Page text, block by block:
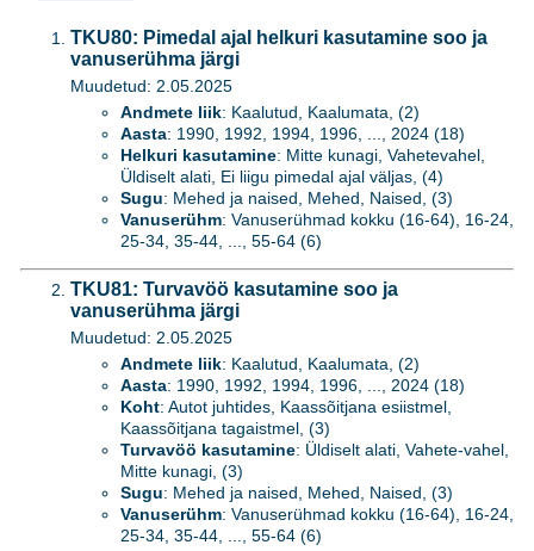
TKU80: Pimedal ajal helkuri kasutamine soo ja
vanuserühma järgi
Muudetud: 2.05.2025
Andmete liik: Kaalutud, Kaalumata, (2)
Aasta: 1990, 1992, 1994, 1996, ..., 2024 (18)
Helkuri kasutamine: Mitte kunagi, Vahetevahel,
Üldiselt alati, Ei liigu pimedal ajal väljas, (4)
Sugu: Mehed ja naised, Mehed, Naised, (3)
Vanuserühm: Vanuserühmad kokku (16-64), 16-24,
25-34, 35-44, ..., 55-64 (6)
TKU81: Turvavöö kasutamine soo ja
vanuserühma järgi
Muudetud: 2.05.2025
Andmete liik: Kaalutud, Kaalumata, (2)
Aasta: 1990, 1992, 1994, 1996, ..., 2024 (18)
Koht: Autot juhtides, Kaassõitjana esiistmel,
Kaassõitjana tagaistmel, (3)
Turvavöö kasutamine: Üldiselt alati, Vahete-vahel,
Mitte kunagi, (3)
Sugu: Mehed ja naised, Mehed, Naised, (3)
Vanuserühm: Vanuserühmad kokku (16-64), 16-24,
25-34, 35-44, ..., 55-64 (6)